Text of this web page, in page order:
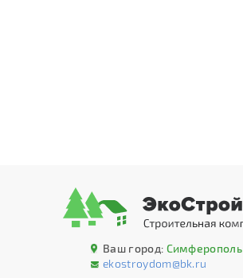
Ваш город: Симферополь
ekostroydom@bk.ru